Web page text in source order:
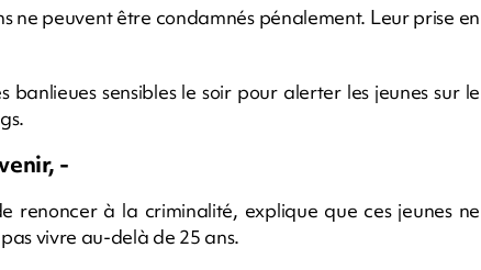
ne peuvent être condamnés pénalement. Leur prise en
sensibles le soir pour alerter les jeunes sur le
-
renoncer à la criminalité, explique que ces jeunes ne
vivre au-delà de 25 ans.